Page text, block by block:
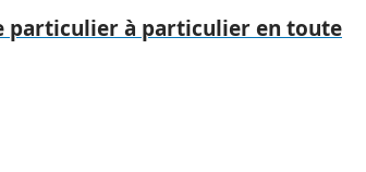
particulier à particulier en toute